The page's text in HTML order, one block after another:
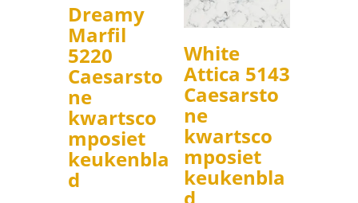
Dreamy
Marfil
5220
Caesarsto
ne
kwartsco
mposiet
keukenbla
d
White
Attica 5143
Caesarsto
ne
kwartsco
mposiet
keukenbla